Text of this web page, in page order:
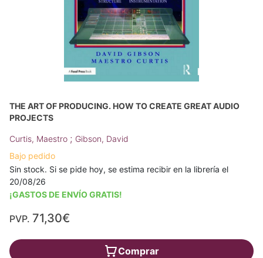
THE ART OF PRODUCING. HOW TO CREATE GREAT AUDIO
PROJECTS
Curtis, Maestro ; Gibson, David
Bajo pedido
Sin stock. Si se pide hoy, se estima recibir en la librería el
20/08/26
¡GASTOS DE ENVÍO GRATIS!
PVP. 71,30€
Comprar